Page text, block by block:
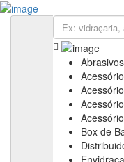
Cadastre sua Vidraçaria
Cadastre sua
Home
Empresas
Informativos
Notícias &
Feiras &
Vídeos
Fale Conosco
Box de